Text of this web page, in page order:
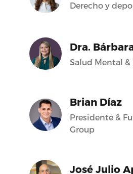
Derecho y
Dra.
Salud Mental &
Brian Díaz
Presidente &
Group
José Julio